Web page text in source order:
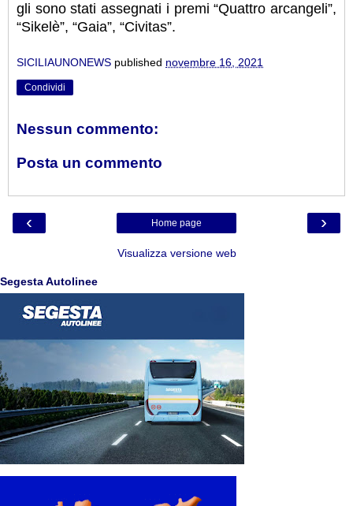
gli sono stati assegnati i premi “Quattro arcangeli”,
“Sikelè”, “Gaia”, “Civitas”.
SICILIAUNONEWS published novembre 16, 2021
Condividi
Nessun commento:
Posta un commento
‹ ›
Home page
Visualizza versione web
Segesta Autolinee